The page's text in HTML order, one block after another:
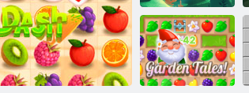
Fruita Crush Aqua Blitz